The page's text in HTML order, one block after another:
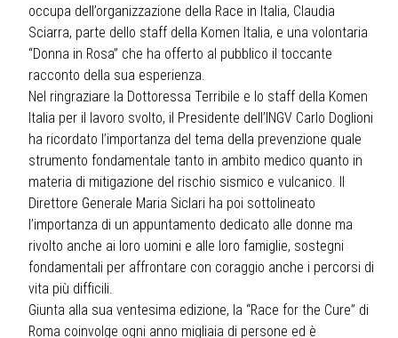
occupa dell’organizzazione della Race in Italia, Claudia
Sciarra, parte dello staff della Komen Italia, e una volontaria
“Donna in Rosa” che ha offerto al pubblico il toccante
racconto della sua esperienza.
Nel ringraziare la Dottoressa Terribile e lo staff della Komen
Italia per il lavoro svolto, il Presidente dell’INGV Carlo Doglioni
ha ricordato l’importanza del tema della prevenzione quale
strumento fondamentale tanto in ambito medico quanto in
materia di mitigazione del rischio sismico e vulcanico. Il
Direttore Generale Maria Siclari ha poi sottolineato
l’importanza di un appuntamento dedicato alle donne ma
rivolto anche ai loro uomini e alle loro famiglie, sostegni
fondamentali per affrontare con coraggio anche i percorsi di
vita più difficili.
Giunta alla sua ventesima edizione, la “Race for the Cure” di
Roma coinvolge ogni anno migliaia di persone ed è